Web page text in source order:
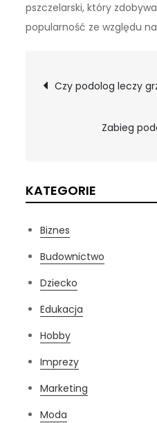
pszczelarski, który
popularność ze względu
wpisu
Czy podolog leczy
Zabieg
KATEGORIE
Biznes
Budownictwo
Dziecko
Edukacja
Hobby
Imprezy
Marketing
Moda